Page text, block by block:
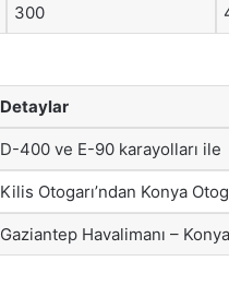
300
Detaylar
D-400 ve E-90 karayolları ile
Kilis Otogarı’ndan Konya
Gaziantep Havalimanı –